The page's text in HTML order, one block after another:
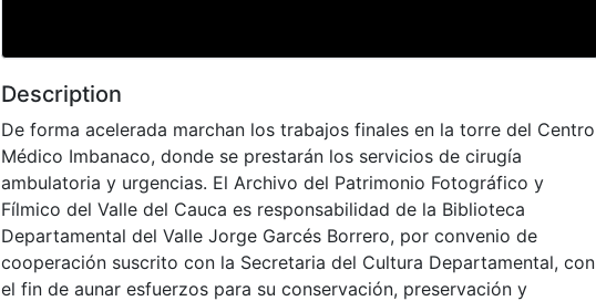
Description
De forma acelerada marchan los trabajos finales en la torre del Centro
Médico Imbanaco, donde se prestarán los servicios de cirugía
ambulatoria y urgencias. El Archivo del Patrimonio Fotográfico y
Fílmico del Valle del Cauca es responsabilidad de la Biblioteca
Departamental del Valle Jorge Garcés Borrero, por convenio de
cooperación suscrito con la Secretaria del Cultura Departamental, con
el fin de aunar esfuerzos para su conservación, preservación y